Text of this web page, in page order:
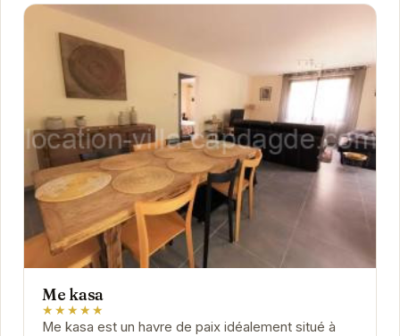
Me kasa
★★★★★
Me kasa est un havre de paix idéalement situé à